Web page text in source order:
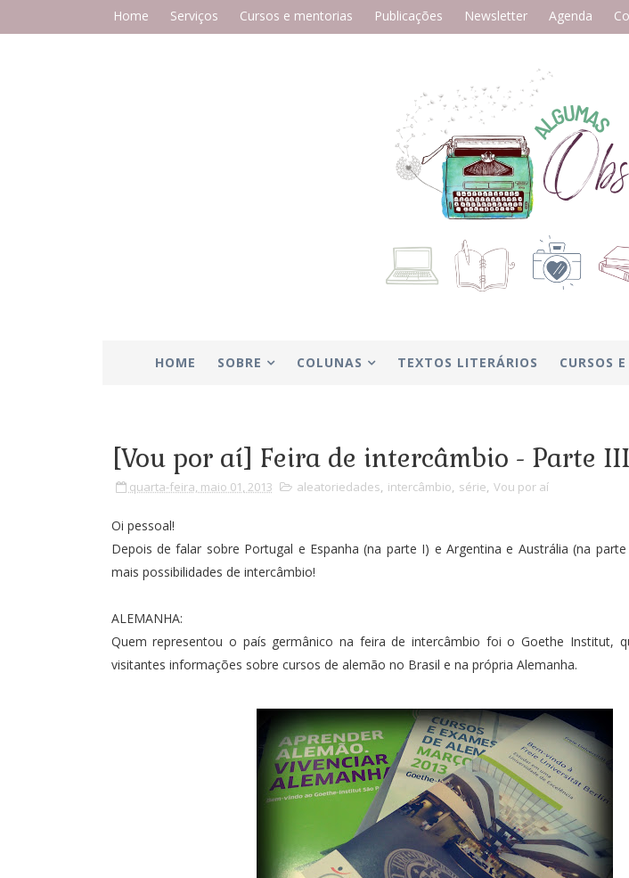
Home Serviços Cursos e mentorias Publicações Newsletter Agenda
HOME SOBRE COLUNAS TEXTOS LITERÁRIOS CURSOS
[Vou por aí] Feira de intercâmbio - Parte III
quarta-feira, maio 01, 2013 aleatoriedades, intercâmbio, série, Vou por aí
Oi pessoal!
Depois de falar sobre Portugal e Espanha (na parte I) e Argentina e Austrália (na parte
mais possibilidades de intercâmbio!
ALEMANHA:
Quem representou o país germânico na feira de intercâmbio foi oGoethe Institut,
visitantes informações sobre cursos de alemão no Brasil e na própria Alemanha.